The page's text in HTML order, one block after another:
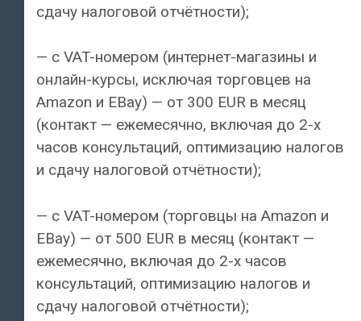
сдачу налоговой отчётности);
— с VAT-номером (интернет-магазины и
онлайн-курсы, исключая торговцев на
Amazon и EBay) — от 300 EUR в месяц
(контакт — ежемесячно, включая до 2-х
часов консультаций, оптимизацию налогов
и сдачу налоговой отчётности);
— с VAT-номером (торговцы на Amazon и
EBay) — от 500 EUR в месяц (контакт —
ежемесячно, включая до 2-х часов
консультаций, оптимизацию налогов и
сдачу налоговой отчётности);